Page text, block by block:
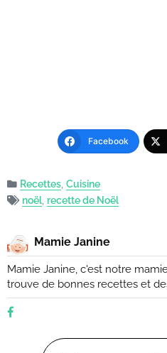
Facebook
Recettes Cuisine
noël recette de Noël
Mamie Janine
Mamie Janine, c'est notre
trouve de bonnes recettes et